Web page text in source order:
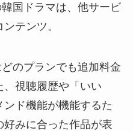
国ドラマは、他サービ
テンツ。
のプランでも追加料金
視聴履歴や「いい
ド機能が機能するた
みに合った作品が表